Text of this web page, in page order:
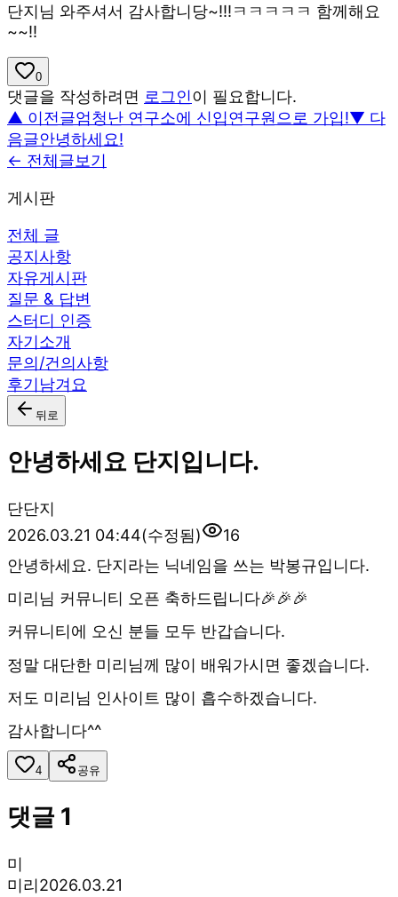
단지님 와주셔서 감사합니당~!!!ㅋㅋㅋㅋㅋ 함께해요
~~!!
0
댓글을 작성하려면 로그인이 필요합니다.
▲ 이전글엄청난 연구소에 신입연구원으로 가입!▼ 다
음글안녕하세요!
← 전체글보기
게시판
전체 글
공지사항
자유게시판
질문 & 답변
스터디 인증
자기소개
문의/건의사항
후기남겨요
뒤로
안녕하세요 단지입니다.
단단지
2026.03.21 04:44(수정됨)
16
안녕하세요. 단지라는 닉네임을 쓰는 박봉규입니다.
미리님 커뮤니티 오픈 축하드립니다🎉🎉🎉
커뮤니티에 오신 분들 모두 반갑습니다.
정말 대단한 미리님께 많이 배워가시면 좋겠습니다.
저도 미리님 인사이트 많이 흡수하겠습니다.
감사합니다^^
4 공유
댓글 1
미
미리2026.03.21